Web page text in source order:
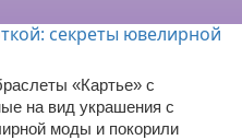
«Картье» с
на вид украшения с
моды и покорили